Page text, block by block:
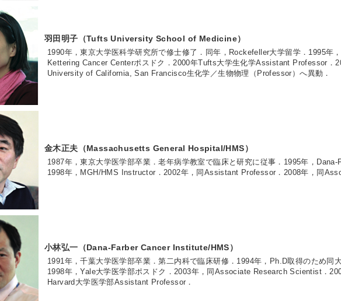
羽田明子（Tufts University School of Medicine）
1990年，東京大学医科学研究所で修士修了．同年，Rockefeller大学留学．1995年
Kettering Cancer Centerポスドク．2000年Tufts大学生化学Assistant Professor．
University of California, San Francisco生化学／生物物理（Professor）へ異動．
金木正夫（Massachusetts General Hospital/HMS）
1987年，東京大学医学部卒業．老年病学教室で臨床と研究に従事．1995年，
1998年，MGH/HMS Instructor．2002年，同Assistant Professor．2008年，同
小林弘一（Dana-Farber Cancer Institute/HMS）
1991年，千葉大学医学部卒業．第二内科で臨床研修．1994年，Ph.D取得のため同
1998年，Yale大学医学部ポスドク．2003年，同Associate Research Scientist．
Harvard大学医学部Assistant Professor．